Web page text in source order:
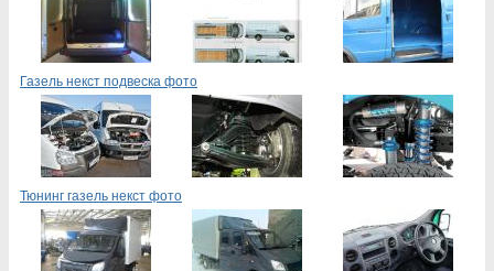
Газель некст подвеска фото
Тюнинг газель некст фото